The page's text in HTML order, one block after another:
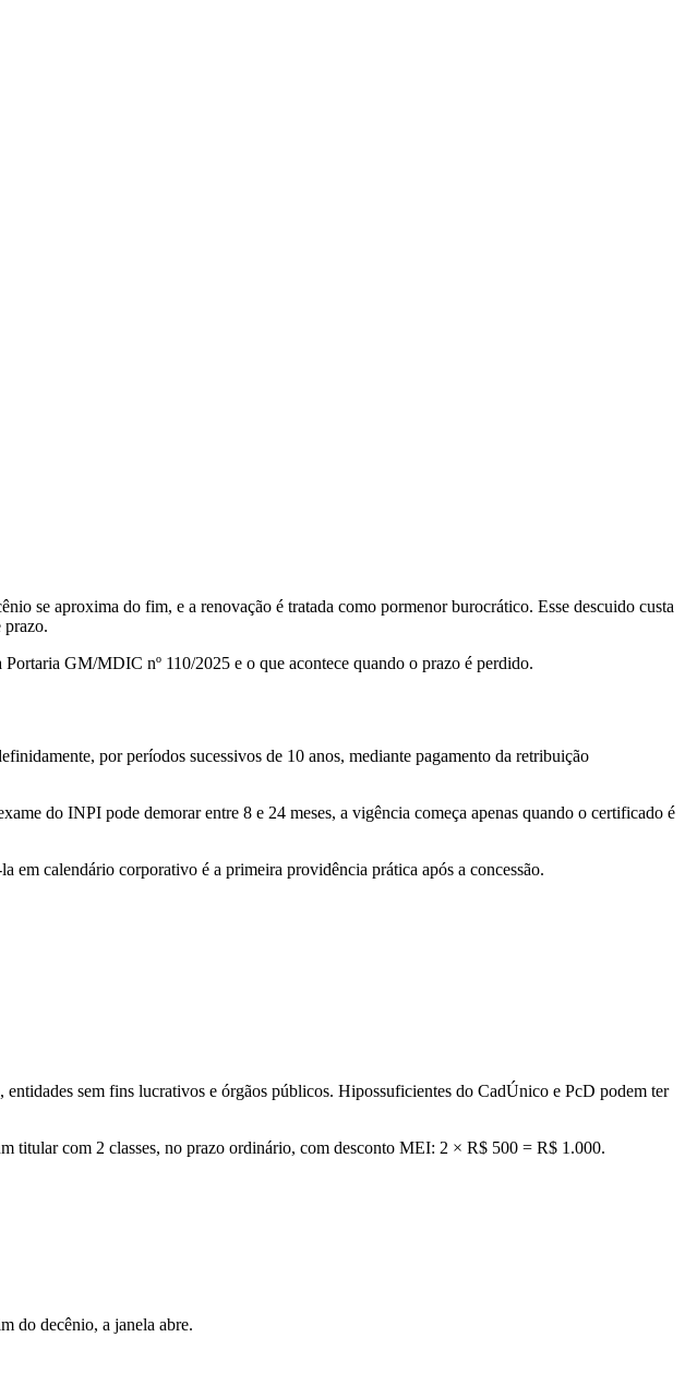
se aproxima do fim, e a renovação é tratada como pormenor burocrático. Esse descuido custa
prazo.
GM/MDIC nº 110/2025 e o que acontece quando o prazo é perdido.
por períodos sucessivos de 10 anos, mediante pagamento da retribuição
do INPI pode demorar entre 8 e 24 meses, a vigência começa apenas quando o certificado é
em calendário corporativo é a primeira providência prática após a concessão.
sem fins lucrativos e órgãos públicos. Hipossuficientes do CadÚnico e PcD podem ter
titular com 2 classes, no prazo ordinário, com desconto MEI: 2 × R$ 500 = R$ 1.000.
do decênio, a janela abre.